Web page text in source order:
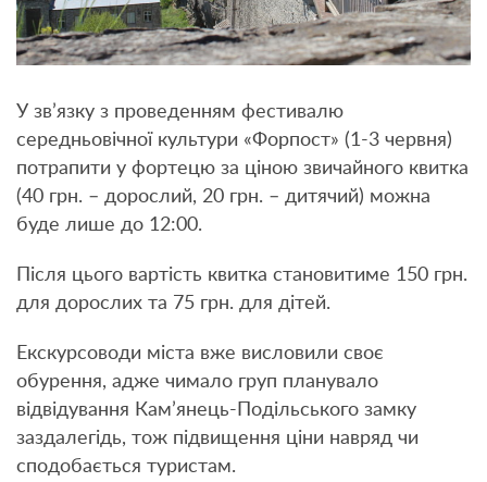
У зв’язку з проведенням фестивалю
середньовічної культури «Форпост» (1-3 червня)
потрапити у фортецю за ціною звичайного квитка
(40 грн. – дорослий, 20 грн. – дитячий) можна
буде лише до 12:00.
Після цього вартість квитка становитиме 150 грн.
для дорослих та 75 грн. для дітей.
Екскурсоводи міста вже висловили своє
обурення, адже чимало груп планувало
відвідування Кам’янець-Подільського замку
заздалегідь, тож підвищення ціни навряд чи
сподобається туристам.